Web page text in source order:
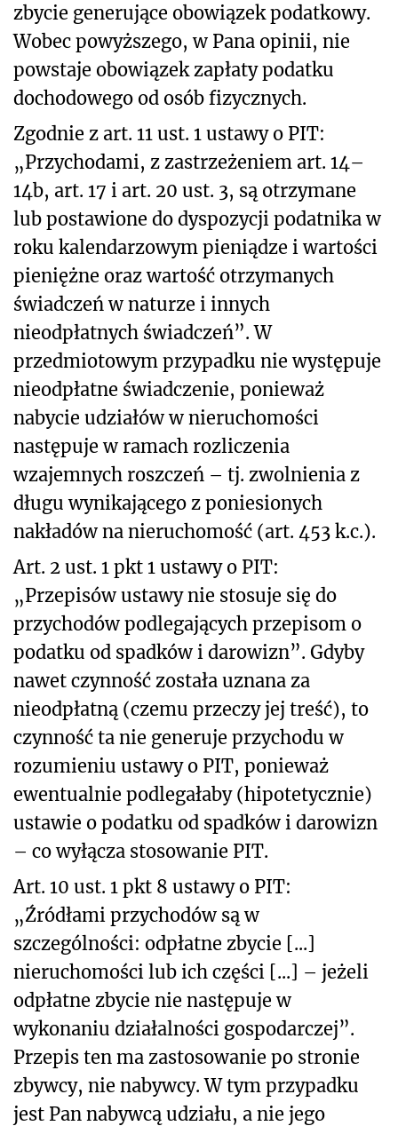
zbycie generujące obowiązek podatkowy.
Wobec powyższego, w Pana opinii, nie
powstaje obowiązek zapłaty podatku
dochodowego od osób fizycznych.
Zgodnie z art. 11 ust. 1 ustawy o PIT:
„Przychodami, z zastrzeżeniem art. 14–
14b, art. 17 i art. 20 ust. 3, są otrzymane
lub postawione do dyspozycji podatnika w
roku kalendarzowym pieniądze i wartości
pieniężne oraz wartość otrzymanych
świadczeń w naturze i innych
nieodpłatnych świadczeń”. W
przedmiotowym przypadku nie występuje
nieodpłatne świadczenie, ponieważ
nabycie udziałów w nieruchomości
następuje w ramach rozliczenia
wzajemnych roszczeń – tj. zwolnienia z
długu wynikającego z poniesionych
nakładów na nieruchomość (art. 453 k.c.).
Art. 2 ust. 1 pkt 1 ustawy o PIT:
„Przepisów ustawy nie stosuje się do
przychodów podlegających przepisom o
podatku od spadków i darowizn”. Gdyby
nawet czynność została uznana za
nieodpłatną (czemu przeczy jej treść), to
czynność ta nie generuje przychodu w
rozumieniu ustawy o PIT, ponieważ
ewentualnie podlegałaby (hipotetycznie)
ustawie o podatku od spadków i darowizn
– co wyłącza stosowanie PIT.
Art. 10 ust. 1 pkt 8 ustawy o PIT:
„Źródłami przychodów są w
szczególności: odpłatne zbycie [...]
nieruchomości lub ich części [...] – jeżeli
odpłatne zbycie nie następuje w
wykonaniu działalności gospodarczej”.
Przepis ten ma zastosowanie po stronie
zbywcy, nie nabywcy. W tym przypadku
jest Pan nabywcą udziału, a nie jego